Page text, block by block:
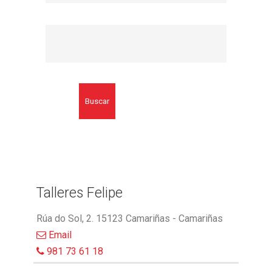
Buscar
Talleres Felipe
Rúa do Sol, 2. 15123 Camariñas - Camariñas
Email
981 73 61 18